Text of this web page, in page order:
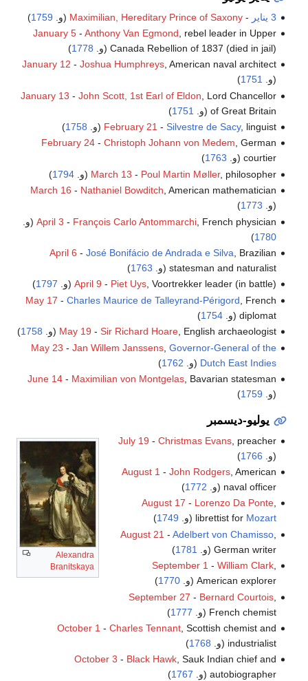
3 يناير -
Maximilian, Hereditary Prince of Saxony (و. 1759
)
January 5- Anthony Van Egmond , rebel leader in Upper
Canada Rebellion of 1837 (died in jail) (و.
1778
)
January 12 - Joshua Humphreys, American naval architect
(و. 1751
)
January 13 - John Scott, 1st Earl of Eldon , Lord Chancellor
of Great Britain (و.
1751
)
February 21 - Silvestre de Sacy, linguist (و. 1758
)
February 24- Christoph Johann von Medem, German
courtier (و.
1763
)
March 13 - Poul Martin Møller, philosopher (و. 1794
)
March 16 - Nathaniel Bowditch, American mathematician
(و. 1773
)
April 3 - François Carlo Antommarchi, French physician (و.
1780
)
April 6 - José Bonifácio de Andrada e Silva , Brazilian
statesman and naturalist (و.
1763
)
April 9 - Piet Uys, Voortrekker leader (in battle) (و. 1797
)
May 17 - Charles Maurice de Talleyrand-Périgord , French
diplomat (و.
1754
)
May 19 - Sir Richard Hoare, English archaeologist (و. 1758
)
May 23 - Jan Willem Janssens, Governor-General of the
Dutch East Indies (و. 1762
)
June 14- Maximilian von Montgelas, Bavarian statesman
(و. 1759
)
يوليو-ديسمبر
Alexandra
Branitskaya
July 19 - Christmas Evans, preacher
(و. 1766
)
August 1 - John Rodgers, American
naval officer (و.
1772
)
August 17 - Lorenzo Da Ponte,
librettist for Mozart (و. 1749
)
August 21 - Adelbert von Chamisso,
German writer (و.
1781
)
September 1 - William Clark,
American explorer (و.
1770
)
September 27 - Bernard Courtois,
French chemist (و.
1777
)
October 1 - Charles Tennant, Scottish chemist and
industrialist (و.
1768
)
October 3 - Black Hawk, Sauk Indian chief and
autobiographer (و.
1767
)